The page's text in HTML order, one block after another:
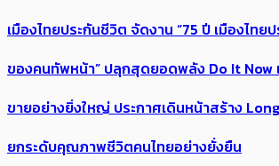
เมืองไทยประกันชีวิต จัดงาน “75 ปี เมืองไทย
ของคนทัพหน้า” ปลุกสุดยอดพลัง Do It Now
ขายอย่างยิ่งใหญ่ ประกาศเดินหน้าสร้าง
ยกระดับคุณภาพชีวิตคนไทยอย่างยั่งยืน